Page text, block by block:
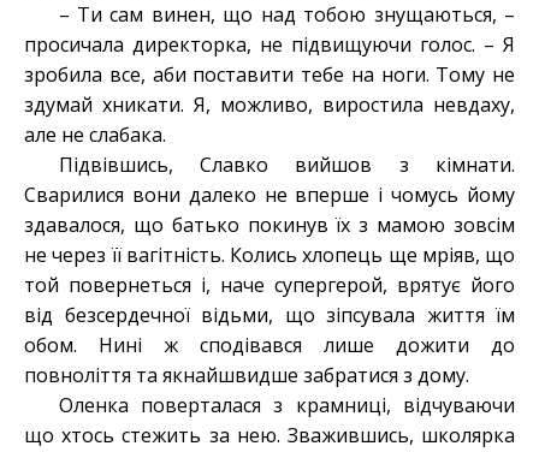
– Ти сам винен, що над тобою знущаються, –
просичала директорка, не підвищуючи голос. – Я
зробила все, аби поставити тебе на ноги. Тому не
здумай хникати. Я, можливо, виростила невдаху,
але не слабака.
Підвівшись, Славко вийшов з кімнати.
Сварилися вони далеко не вперше і чомусь йому
здавалося, що батько покинув їх з мамою зовсім
не через її вагітність. Колись хлопець ще мріяв, що
той повернеться і, наче супергерой, врятує його
від безсердечної відьми, що зіпсувала життя їм
обом. Нині ж сподівався лише дожити до
повноліття та якнайшвидше забратися з дому.
Оленка поверталася з крамниці, відчуваючи
що хтось стежить за нею. Зважившись, школярка